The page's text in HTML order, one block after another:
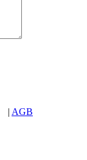
| AGB